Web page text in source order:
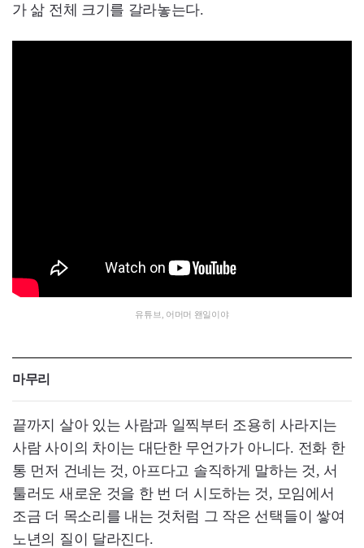
가 삶 전체 크기를 갈라놓는다.
유튜브, 어머머 왠일이야
마무리
끝까지 살아 있는 사람과 일찍부터 조용히 사라지는
사람 사이의 차이는 대단한 무언가가 아니다. 전화 한
통 먼저 건네는 것, 아프다고 솔직하게 말하는 것, 서
툴러도 새로운 것을 한 번 더 시도하는 것, 모임에서
조금 더 목소리를 내는 것처럼 그 작은 선택들이 쌓여
노년의 질이 달라진다.